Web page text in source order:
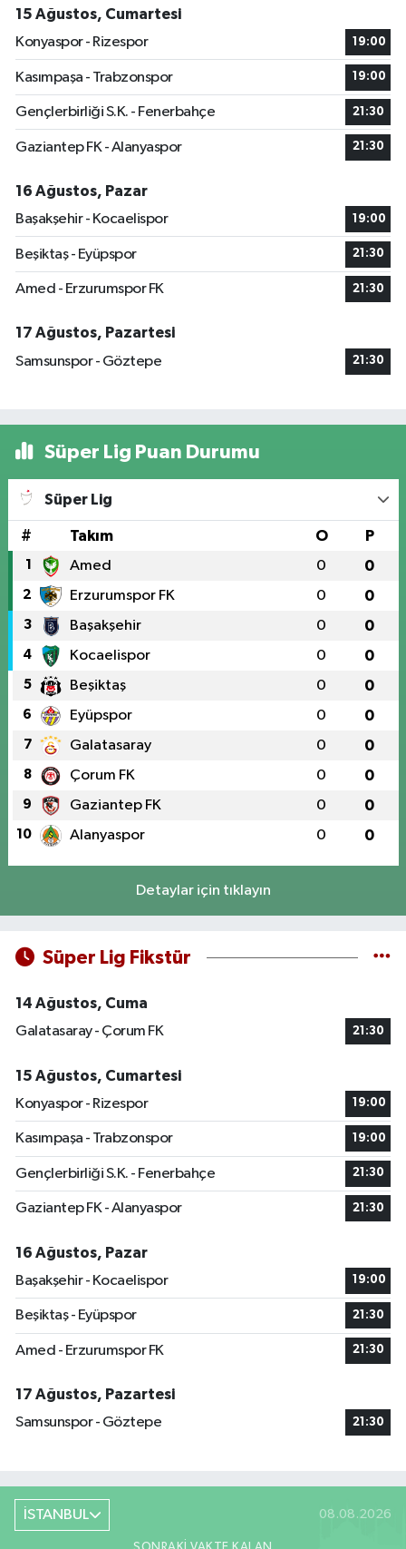
15 Ağustos, Cumartesi
Konyaspor - Rizespor
19:00
Kasımpaşa - Trabzonspor 19:00
Gençlerbirliği S.K. - Fenerbahçe 21:30
Gaziantep FK - Alanyaspor 21:30
16 Ağustos, Pazar
Başakşehir - Kocaelispor
19:00
Beşiktaş - Eyüpspor 21:30
Amed - Erzurumspor FK 21:30
17 Ağustos, Pazartesi
Samsunspor - Göztepe
21:30
Süper Lig Puan Durumu
Süper Lig
# Takım O P
1 Amed 0 0
2 Erzurumspor FK 0 0
3 Başakşehir 0 0
4 Kocaelispor 0 0
5 Beşiktaş 0 0
6 Eyüpspor 0 0
7 Galatasaray 0 0
8 Çorum FK 0 0
9 Gaziantep FK 0 0
10 Alanyaspor 0 0
Detaylar için tıklayın
Süper Lig Fikstür
14 Ağustos, Cuma
Galatasaray - Çorum FK
21:30
15 Ağustos, Cumartesi
Konyaspor - Rizespor
19:00
Kasımpaşa - Trabzonspor 19:00
Gençlerbirliği S.K. - Fenerbahçe 21:30
Gaziantep FK - Alanyaspor 21:30
16 Ağustos, Pazar
Başakşehir - Kocaelispor
19:00
Beşiktaş - Eyüpspor 21:30
Amed - Erzurumspor FK 21:30
17 Ağustos, Pazartesi
Samsunspor - Göztepe
21:30
İSTANBUL 08.08.2026